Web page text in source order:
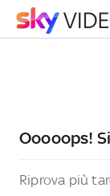
Ooooops!
Riprova più